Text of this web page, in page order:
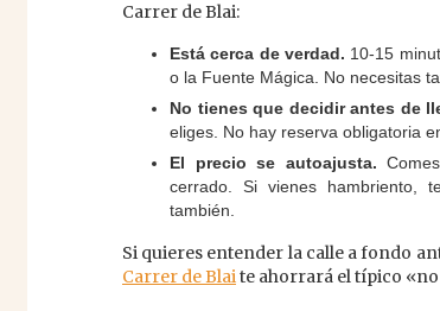
Carrer de Blai:
Está cerca de verdad. 10-15
o la Fuente Mágica. No necesitas
No tienes que decidir antes de
eliges. No hay reserva obligatoria
El precio se autoajusta.
cerrado. Si vienes hambriento,
también.
Si quieres entender la calle a fondo
Carrer de Blaite ahorrará el típico